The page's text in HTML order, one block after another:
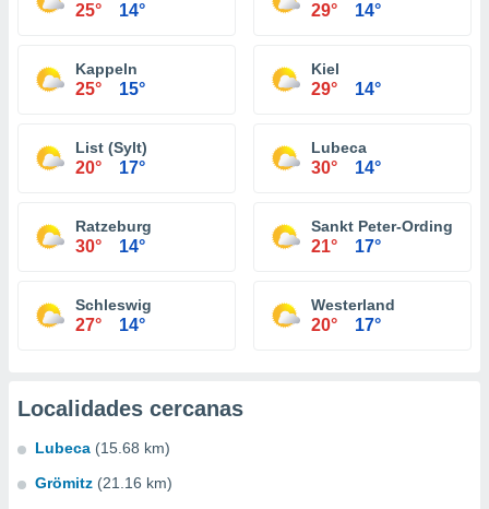
25° 14° 29° 14°
Kappeln
25° 15°
Kiel
29° 14°
List (Sylt)
20° 17°
Lubeca
30° 14°
Ratzeburg
30° 14°
Sankt Peter-Ording
21° 17°
Schleswig
27° 14°
Westerland
20° 17°
Localidades cercanas
Lubeca (15.68 km)
Grömitz (21.16 km)